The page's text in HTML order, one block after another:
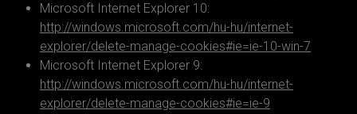
Microsoft Internet Explorer 10:
http://windows.microsoft.com/hu-hu/internet-
explorer/delete-manage-cookies#ie=ie-10-win-7
Microsoft Internet Explorer 9:
http://windows.microsoft.com/hu-hu/internet-
explorer/delete-manage-cookies#ie=ie-9